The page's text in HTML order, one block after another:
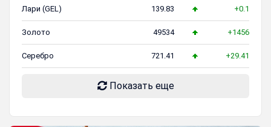
Лари (GEL) 139.83 +0.1
Золото 49534 +1456
Серебро 721.41 +29.41
Показать еще